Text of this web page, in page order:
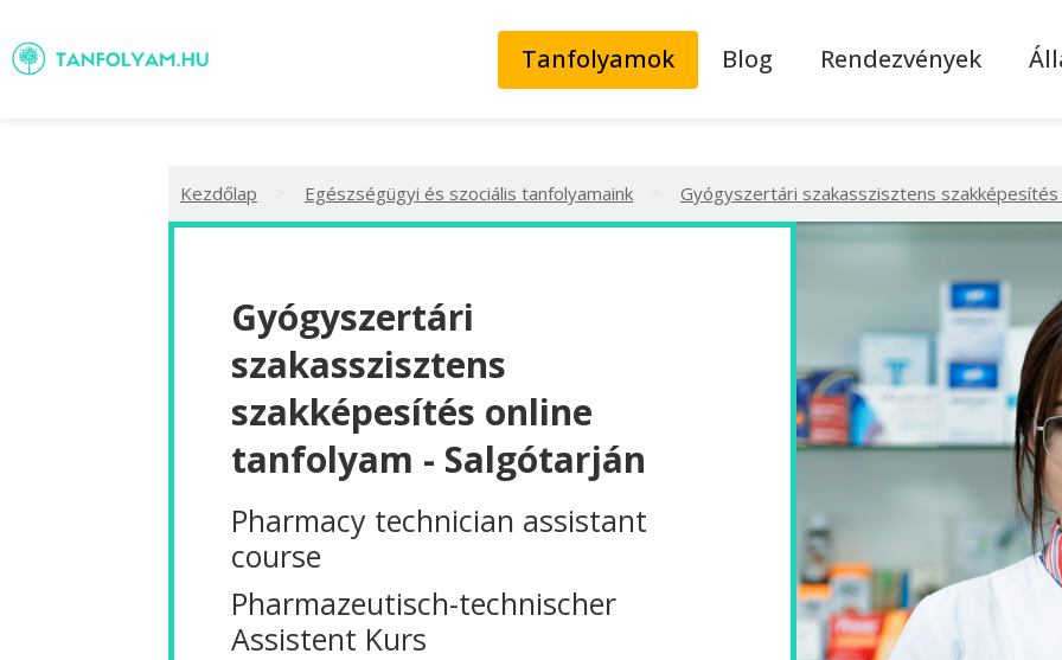
Tanfolyamok Blog Rendezvények
Kezdőlap Egészségügyi és szociális tanfolyamaink Gyógyszertári szakasszisztens szakképesítés
Gyógyszertári
szakasszisztens
szakképesítés online
tanfolyam - Salgótarján
Pharmacy technician assistant
course
Pharmazeutisch-technischer
Assistent Kurs